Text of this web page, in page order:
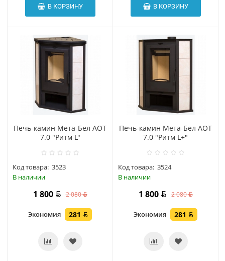
В КОРЗИНУ В КОРЗИНУ
Печь-камин Мета-Бел АОТ
7.0 "Ритм L"
Код товара: 3523
В наличии
1 800 2 080
Экономия 281
Печь-камин Мета-Бел АОТ
7.0 "Ритм L+"
Код товара: 3524
В наличии
1 800 2 080
Экономия 281